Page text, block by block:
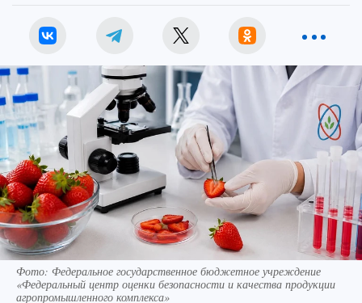
Фото: Федеральное государственное бюджетное учреждение
«Федеральный центр оценки безопасности и качества продукции
агропромышленного комплекса»